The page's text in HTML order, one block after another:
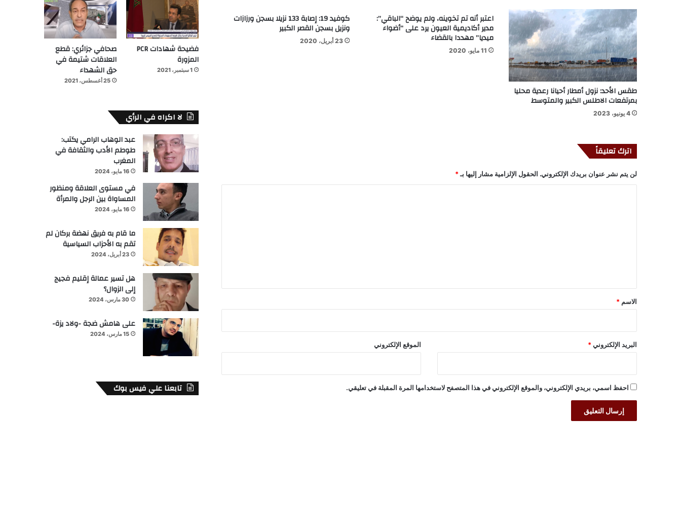
طقس الأحد: نزول أمطار أحيانا رعدية محليا
بمرتفعات الاطلس الكبير والمتوسط
4 يونيو، 2023
اعتبر أنه تم تخوينه، ولم يوضح “الباقي”:
مدير أكاديمية العيون يرد على “أضواء
ميديا” مهددا بالقضاء
11 مايو، 2020
كوفيد 19: إصابة 133 نزيلا بسجن ورزازات
ونزيل بسجن القصر الكبير
23 أبريل، 2020
اترك تعليقاً
لن يتم نشر عنوان بريدك الإلكتروني. الحقول الإلزامية مشار إليها بـ *
*
الاسم *
البريد الإلكتروني * الموقع الإلكتروني
احفظ اسمي، بريدي الإلكتروني، والموقع الإلكتروني في هذا المتصفح لاستخدامها المرة المقبلة في تعليقي.
فضيحة شهادات PCR
المزورة
1 سبتمبر، 2021
صحافي جزائري: قطع
العلاقات شتيمة في
حق الشهداء
25 أغسطس، 2021
لا اكراه في الرأي
عبد الوهاب الرامي يكتب:
طوطم الأدب والثقافة في
المغرب
16 مايو، 2024
في مستوى العلاقة ومنظور
المساواة بين الرجل والمرأة
16 مايو، 2024
ما قام به فريق نهضة بركان لم
تقم به الأحزاب السياسية
23 أبريل، 2024
هل تسير عمالة إقليم فجيج
إلى الزوال؟
30 مارس، 2024
على هامش ضجة -ولاد يزة-
15 مارس، 2024
تابعنا علي فيس بوك